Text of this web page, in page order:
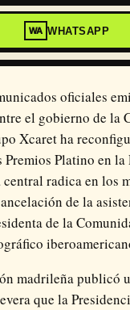
WA WHATSAPP
oficiales
el gobierno de la
Xcaret ha
Premios Platino en
radica en los
de la
de la
madrileña publicó
que la